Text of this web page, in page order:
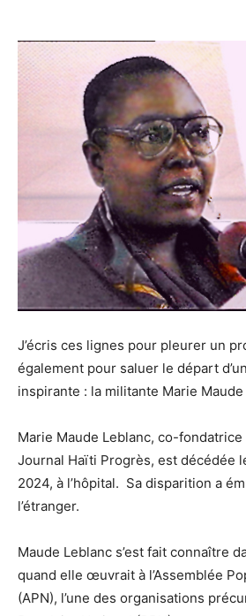
J’écris ces lignes pour pleurer un
également pour saluer le départ
inspirante : la militante Marie Maude
Marie Maude Leblanc, co-
Journal Haïti Progrès, est décédée
2024, à l’hôpital. Sa disparition a
l’étranger.
Maude Leblanc s’est fait connaître
quand elle œuvrait à l’Assemblée
(APN), l’une des organisations